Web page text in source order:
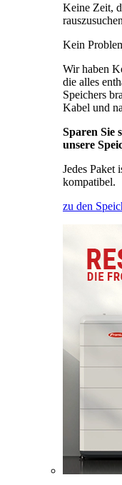
Keine Zeit,
Kein
Wir haben
die alles
Speichers
Kabel und
Sparen Sie
unsere
Jedes Paket
kompatibel.
zu den